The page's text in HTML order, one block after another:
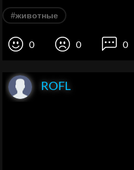
#животные
0 0 0
ROFL